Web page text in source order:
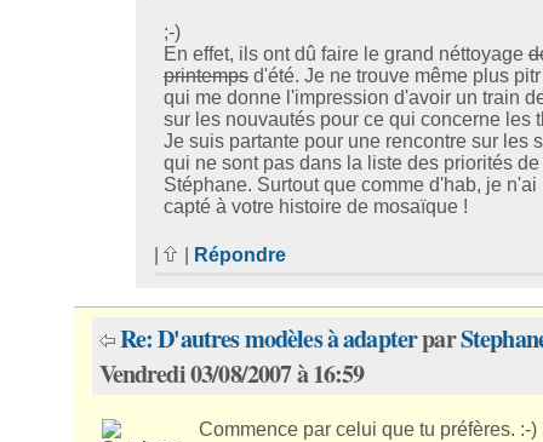
;-)
En effet, ils ont dû faire le grand néttoyage
printempsd'été. Je ne trouve même plus
qui me donne l'impression d'avoir un train
sur les nouvautés pour ce qui concerne les
Je suis partante pour une rencontre sur les
qui ne sont pas dans la liste des priorités de
Stéphane. Surtout que comme d'hab, je n'ai
capté à votre histoire de mosaïque !
Répondre
Re: D'autres modèles à adapterpar
Vendredi 03/08/2007 à 16:59
Commence par celui que tu préfères. :-)